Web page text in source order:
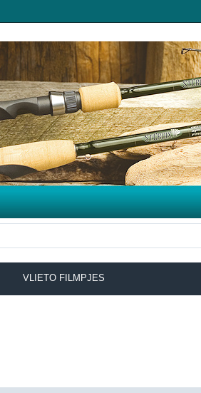
VLIETO FILMPJES